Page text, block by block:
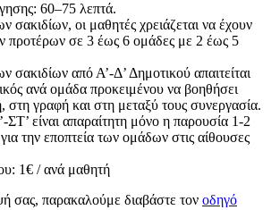
60–75 λεπτά.
σακιδίων, οι μαθητές χρειάζεται να έχουν
προτέρων σε 3 έως 6 ομάδες με 2 έως 5
σακιδίων από Α’-Δ’ Δημοτικού απαιτείται
ανά ομάδα προκειμένου να βοηθήσει
στη γραφή και στη μεταξύ τους συνεργασία.
ΣΤ’ είναι απαραίτητη μόνο η παρουσία 1-2
την εποπτεία των ομάδων στις αίθουσες
1€ / ανά μαθητή
σας, παρακαλούμε διαβάστε τον οδηγό